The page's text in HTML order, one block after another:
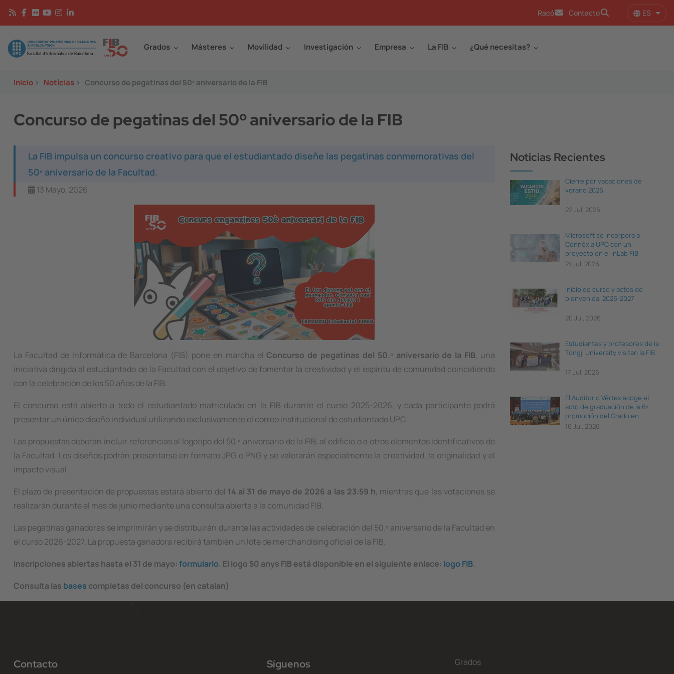
Pasar al contenido principal
Racó Contacto ES
Image Grados Másteres Movilidad Investigación Empresa La FIB ¿Qué necesitas?
Inicio > Notícias > Concurso de pegatinas del 50º aniversario de la FIB
Concurso de pegatinas del 50º aniversario de la FIB
La FIB impulsa un concurso creativo para que el estudiantado diseñe las pegatinas conmemorativas del
50º aniversario de la Facultad.
13 Mayo, 2026
La Facultad de Informática de Barcelona (FIB) pone en marcha el Concurso de pegatinas del 50.º aniversario de la FIB, una
iniciativa dirigida al estudiantado de la Facultad con el objetivo de fomentar la creatividad y el espíritu de comunidad coincidiendo
con la celebración de los 50 años de la FIB.
El concurso está abierto a todo el estudiantado matriculado en la FIB durante el curso 2025-2026, y cada participante podrá
presentar un único diseño individual utilizando exclusivamente el correo institucional de estudiantado UPC.
Las propuestas deberán incluir referencias al logotipo del 50.º aniversario de la FIB, al edificio o a otros elementos identificativos de
la Facultad. Los diseños podrán presentarse en formato JPG o PNG y se valorarán especialmente la creatividad, la originalidad y el
impacto visual.
El plazo de presentación de propuestas estará abierto del 14 al 31 de mayo de 2026 a las 23:59 h, mientras que las votaciones se
realizarán durante el mes de junio mediante una consulta abierta a la comunidad FIB.
Las pegatinas ganadoras se imprimirán y se distribuirán durante las actividades de celebración del 50.º aniversario de la Facultad en
el curso 2026-2027. La propuesta ganadora recibirá también un lote de merchandising oficial de la FIB.
Inscripciones abiertas hasta el 31 de mayo:formulario. El logo 50 anys FIB está disponible en el siguiente enlace: logo FIB.
Consulta las bases completas del concurso (en catalan)
Noticias Recientes
Cierre por vacaciones de
verano 2026
22 Jul, 2026
Microsoft se incorpora a
Connèxia UPC con un
proyecto en el inLab FIB
21 Jul, 2026
Inicio de curso y actos de
bienvenida, 2026-2027
20 Jul, 2026
Estudiantes y profesores de la
Tongji University visitan la FIB
17 Jul, 2026
El Auditorio Vèrtex acoge el
acto de graduación de la 6ª
promoción del Grado en
Ciencia e Ingeniería de Datos
16 Jul, 2026
Contacto Síguenos Grados